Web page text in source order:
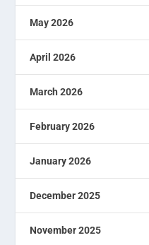
May 2026
April 2026
March 2026
February 2026
January 2026
December 2025
November 2025